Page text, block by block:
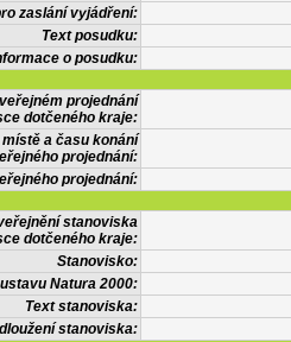
zaslání vyjádření:
Text posudku:
o posudku:
projednání
dotčeného kraje:
a času konání
projednání:
projednání:
stanoviska
dotčeného kraje:
Stanovisko:
Natura 2000:
Text stanoviska:
stanoviska: